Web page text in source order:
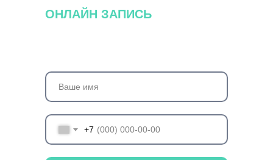
ОНЛАЙН ЗАПИСЬ
+7